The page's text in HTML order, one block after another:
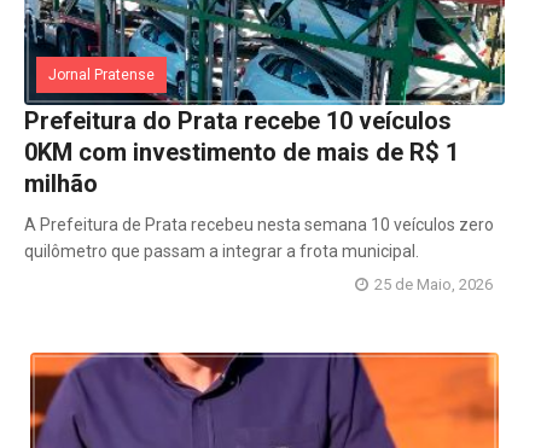
Jornal Pratense
Prefeitura do Prata recebe 10 veículos
0KM com investimento de mais de R$ 1
milhão
A Prefeitura de Prata recebeu nesta semana 10 veículos zero
quilômetro que passam a integrar a frota municipal.
25 de Maio, 2026